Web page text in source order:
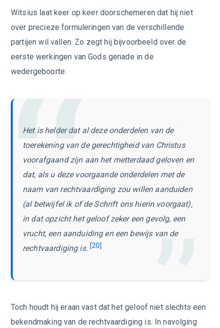
Witsius laat keer op keer doorschemeren dat hij niet
over precieze formuleringen van de verschillende
partijen wil vallen. Zo zegt hij bijvoorbeeld over de
eerste werkingen van Gods genade in de
wedergeboorte:
Het is helder dat al deze onderdelen van de
toerekening van de gerechtigheid van Christus
voorafgaand zijn aan het metterdaad geloven en
dat, als u deze voorgaande onderdelen met de
naam van rechtvaardiging zou willen aanduiden
(al betwijfel ik of de Schrift ons hierin voorgaat),
in dat opzicht het geloof zeker een gevolg, een
vrucht, een aanduiding en een bewijs van de
rechtvaardiging is. [20]
Toch houdt hij eraan vast dat het geloof niet slechts een
bekendmaking van de rechtvaardiging is. In navolging